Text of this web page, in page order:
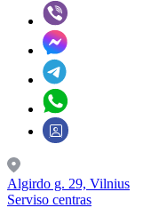
Algirdo g. 29, Vilnius
Serviso centras